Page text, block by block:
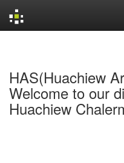
HAS(Huachiew
Welcome to our
Huachiew